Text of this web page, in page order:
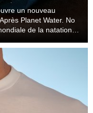
un nouveau
Planet Water. No
de la natation
à l...